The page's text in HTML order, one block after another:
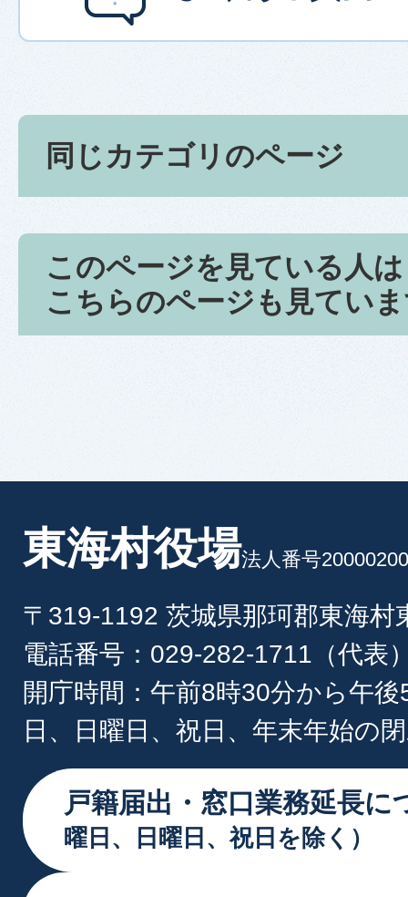
同じカテゴリのページ
このページを見ている人は
こちらのページも見てい
東海村役場法人番号
〒319-1192 茨城県那珂郡東海村
電話番号：029-282-1711（代表
開庁時間：午前8時30分から午
日、日曜日、祝日、年末年始の
戸籍届出・窓口業務延長に
曜日、日曜日、祝日を除く）